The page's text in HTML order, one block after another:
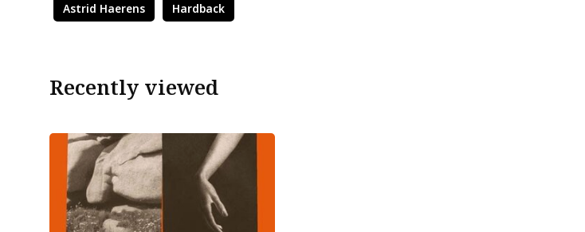
Astrid Haerens Hardback
Recently viewed